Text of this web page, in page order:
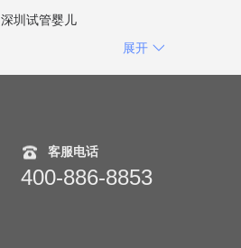
深圳试管婴儿
展开
客服电话
400-886-8853